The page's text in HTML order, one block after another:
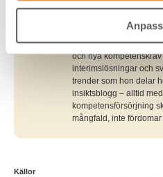
media och e-handel
följer utvecklingen på
arbetsmarknaden och
och nya
interimslösningar och
trender som hon delar
insiktsblogg – alltid
kompetensförsörjning
mångfald, inte
Källor